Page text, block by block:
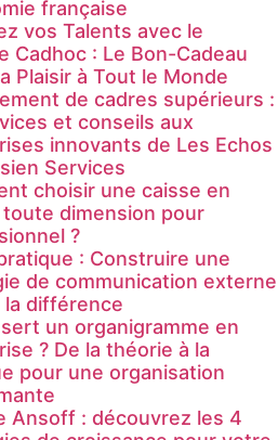
française
vos Talents avec le
Cadhoc : Le Bon-Cadeau
Plaisir à Tout le Monde
de cadres supérieurs :
et conseils aux
innovants de Les Echos
Services
choisir une caisse en
dimension pour
?
: Construire une
de communication externe
la différence
un organigramme en
? De la théorie à la
pour une organisation
Ansoff : découvrez les 4